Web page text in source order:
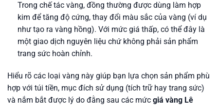
Trong chế tác vàng, đồng thường được dùng làm hợp
kim để tăng độ cứng, thay đổi màu sắc của vàng (ví dụ
như tạo ra vàng hồng). Với mức giá thấp, có thể đây là
một giao dịch nguyên liệu chứ không phải sản phẩm
trang sức hoàn chỉnh.
Hiểu rõ các loại vàng này giúp bạn lựa chọn sản phẩm phù
hợp với túi tiền, mục đích sử dụng (tích trữ hay trang sức)
và nắm bắt được lý do đằng sau các mức giá vàng Lê